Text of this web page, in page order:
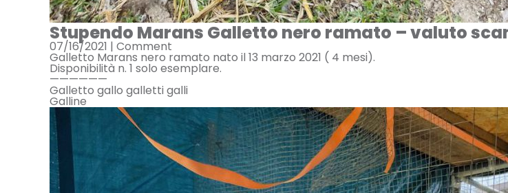
Stupendo Marans Galletto nero ramato – valuto
07/16/2021 | Comment
Galletto Marans nero ramato nato il 13 marzo 2021 ( 4 mesi).
Disponibilità n. 1 solo esemplare.
——————
Galletto gallo galletti galli
Galline